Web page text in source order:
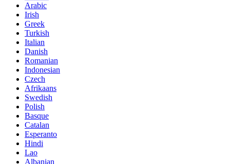
Arabic
Irish
Greek
Turkish
Italian
Danish
Romanian
Indonesian
Czech
Afrikaans
Swedish
Polish
Basque
Catalan
Esperanto
Hindi
Lao
Albanian